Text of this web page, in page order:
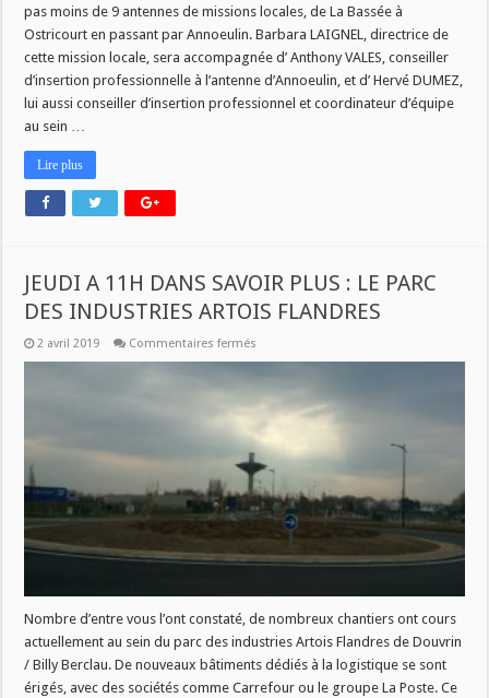
METROPOLE
SUD
DANS
SAVOIR
PLUS
JEUDI
A
pas moins de 9 antennes de missions locales, de La Bassée à
Ostricourt en passant par Annoeulin. Barbara LAIGNEL, directrice de
cette mission locale, sera accompagnée d’ Anthony VALES, conseiller
d’insertion professionnelle à l’antenne d’Annoeulin, et d’ Hervé DUMEZ,
lui aussi conseiller d’insertion professionnel et coordinateur d’équipe
au sein …
Lire plus
JEUDI A 11H DANS SAVOIR PLUS : LE PARC
DES INDUSTRIES ARTOIS FLANDRES
2 avril 2019 Commentaires fermés
DANS
SAVOIR
PLUS
:
LE
PARC
DES
INDUSTRIES
ARTOIS
FLANDRES
Nombre d’entre vous l’ont constaté, de nombreux chantiers ont cours
actuellement au sein du parc des industries Artois Flandres de Douvrin
/ Billy Berclau. De nouveaux bâtiments dédiés à la logistique se sont
érigés, avec des sociétés comme Carrefour ou le groupe La Poste. Ce